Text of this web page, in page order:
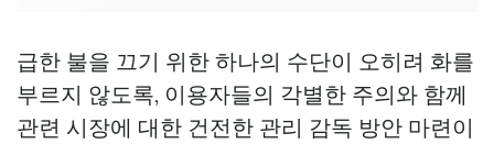
급한 불을 끄기 위한 하나의 수단이 오히려 화를
부르지 않도록, 이용자들의 각별한 주의와 함께
관련 시장에 대한 건전한 관리 감독 방안 마련이